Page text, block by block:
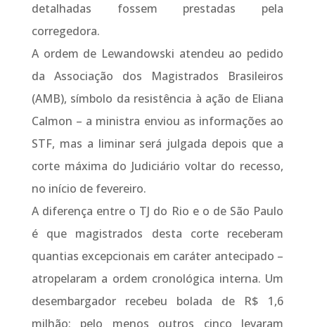
detalhadas fossem prestadas pela
corregedora.
A ordem de Lewandowski atendeu ao pedido
da Associação dos Magistrados Brasileiros
(AMB), símbolo da resistência à ação de Eliana
Calmon – a ministra enviou as informações ao
STF, mas a liminar será julgada depois que a
corte máxima do Judiciário voltar do recesso,
no início de fevereiro.
A diferença entre o TJ do Rio e o de São Paulo
é que magistrados desta corte receberam
quantias excepcionais em caráter antecipado –
atropelaram a ordem cronológica interna. Um
desembargador recebeu bolada de R$ 1,6
milhão; pelo menos outros cinco levaram